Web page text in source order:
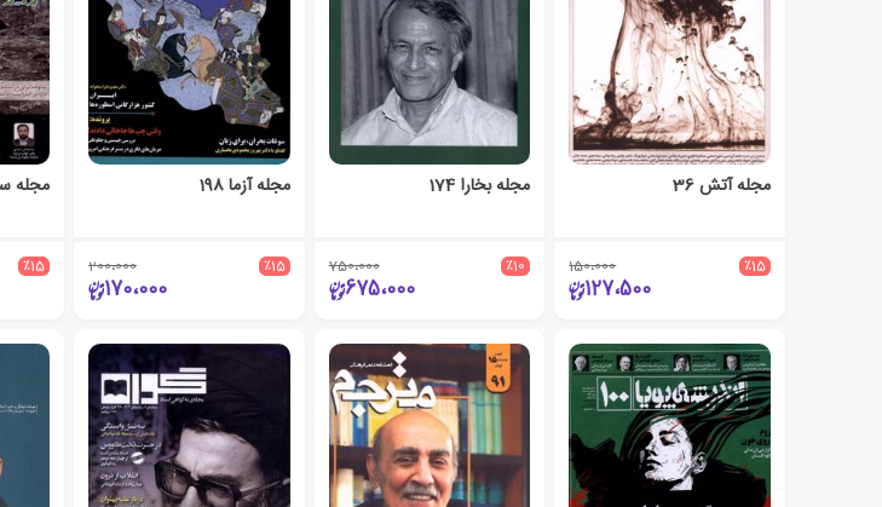
مجله آتش 36
٪15 150،000
127،500
مجله بخارا 174
٪10 750،000
675،000
مجله آزما 198
٪15 200،000
170،000
مجله
٪15